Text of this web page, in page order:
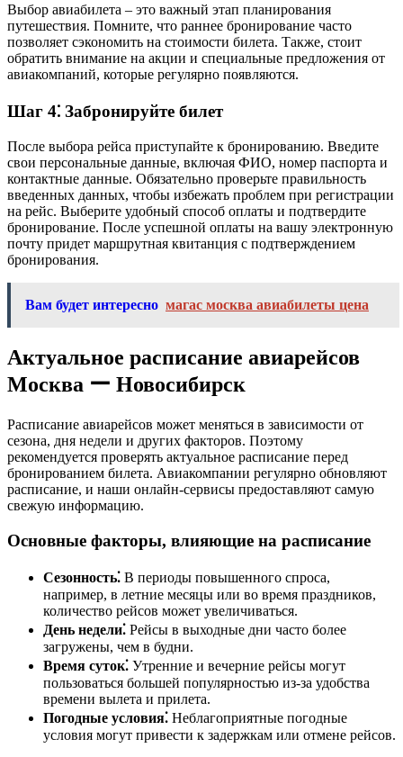
Выбор авиабилета – это важный этап планирования
путешествия. Помните, что раннее бронирование часто
позволяет сэкономить на стоимости билета. Также, стоит
обратить внимание на акции и специальные предложения от
авиакомпаний, которые регулярно появляются.
Шаг 4⁚ Забронируйте билет
После выбора рейса приступайте к бронированию. Введите
свои персональные данные, включая ФИО, номер паспорта и
контактные данные. Обязательно проверьте правильность
введенных данных, чтобы избежать проблем при регистрации
на рейс. Выберите удобный способ оплаты и подтвердите
бронирование. После успешной оплаты на вашу электронную
почту придет маршрутная квитанция с подтверждением
бронирования.
Вам будет интересно магас москва авиабилеты цена
Актуальное расписание авиарейсов
Москва ー Новосибирск
Расписание авиарейсов может меняться в зависимости от
сезона, дня недели и других факторов. Поэтому
рекомендуется проверять актуальное расписание перед
бронированием билета. Авиакомпании регулярно обновляют
расписание, и наши онлайн-сервисы предоставляют самую
свежую информацию.
Основные факторы, влияющие на расписание
Сезонность⁚ В периоды повышенного спроса,
например, в летние месяцы или во время праздников,
количество рейсов может увеличиваться.
День недели⁚ Рейсы в выходные дни часто более
загружены, чем в будни.
Время суток⁚ Утренние и вечерние рейсы могут
пользоваться большей популярностью из-за удобства
времени вылета и прилета.
Погодные условия⁚ Неблагоприятные погодные
условия могут привести к задержкам или отмене рейсов.